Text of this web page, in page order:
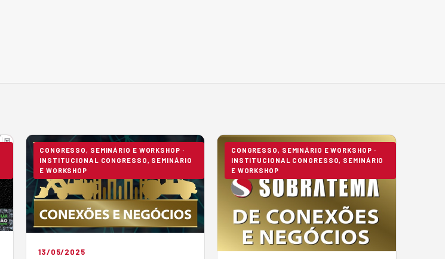
CONGRESSO, SEMINÁRIO E WORKSHOP ·
INSTITUCIONAL CONGRESSO, SEMINÁRIO
E WORKSHOP
13/05/2025
CONGRESSO, SEMINÁRIO E WORKSHOP ·
INSTITUCIONAL CONGRESSO, SEMINÁRIO
E WORKSHOP